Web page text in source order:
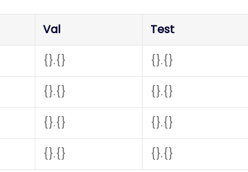
Val Test
{}.{} {}.{}
{}.{} {}.{}
{}.{} {}.{}
{}.{} {}.{}